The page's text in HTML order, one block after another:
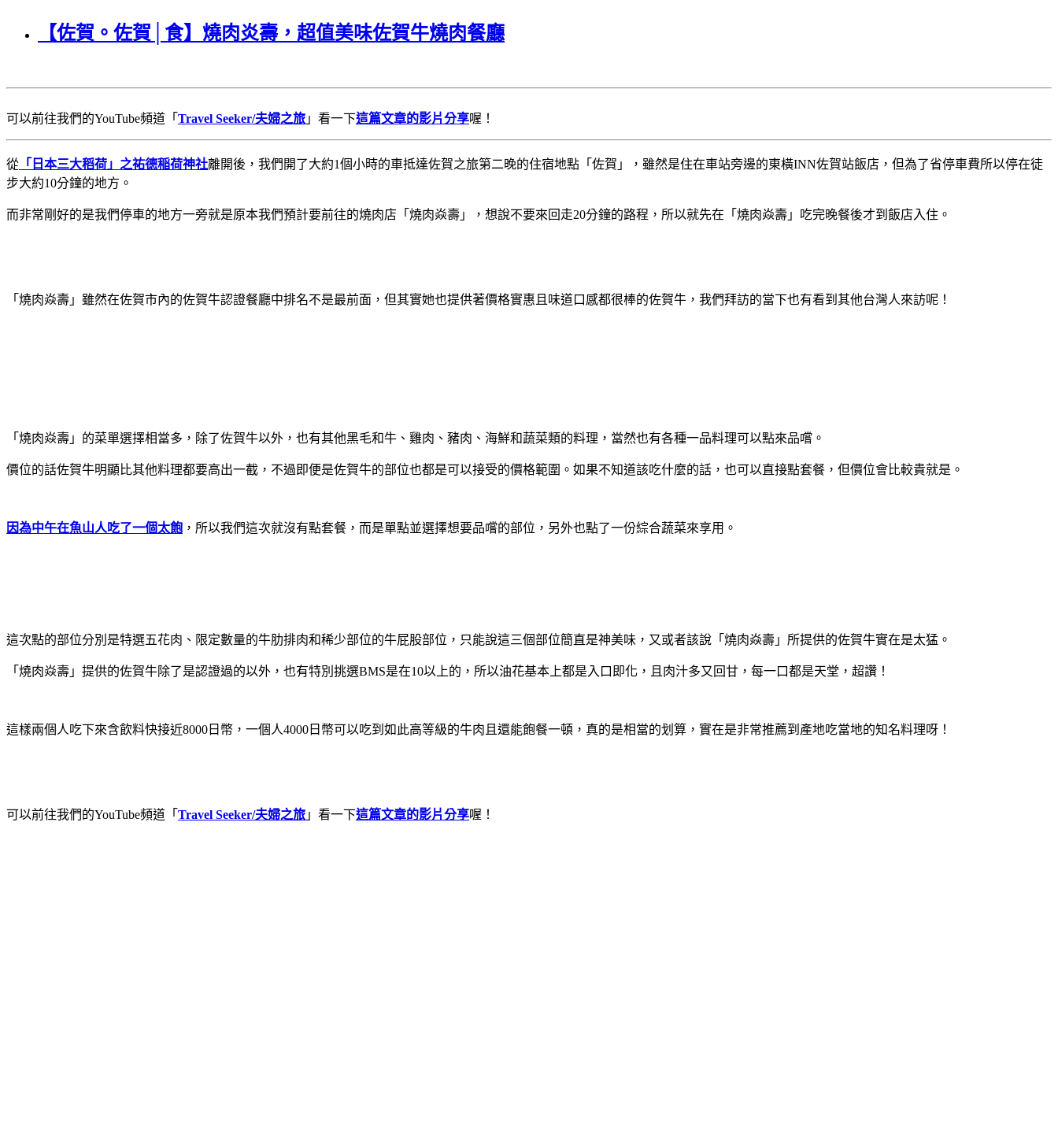
【佐賀。佐賀│食】燒肉炎壽，超值美味佐賀牛燒肉餐廳
可以前往我們的YouTube頻道「 Travel Seeker/夫婦之旅 」看一下這篇文章的影片分享喔！
從 「日本三大稻荷」之祐德稲荷神社離開後，我們開了大約1個小時的車抵達佐賀之旅第二晚的住宿地點「佐賀」，雖然是住在車站旁邊的東橫INN佐賀站飯店，但為了省停車費所以停在徒
步大約10分鐘的地方。
而非常剛好的是我們停車的地方一旁就是原本我們預計要前往的燒肉店「燒肉焱壽」，想說不要來回走20分鐘的路程，所以就先在「燒肉焱壽」吃完晚餐後才到飯店入住。
「燒肉焱壽」雖然在佐賀市內的佐賀牛認證餐廳中排名不是最前面，但其實她也提供著價格實惠且味道口感都很棒的佐賀牛，我們拜訪的當下也有看到其他台灣人來訪呢！
「燒肉焱壽」的菜單選擇相當多，除了佐賀牛以外，也有其他黑毛和牛、雞肉、豬肉、海鮮和蔬菜類的料理，當然也有各種一品料理可以點來品嚐。
價位的話佐賀牛明顯比其他料理都要高出一截，不過即便是佐賀牛的部位也都是可以接受的價格範圍。如果不知道該吃什麼的話，也可以直接點套餐，但價位會比較貴就是。
因為中午在魚山人吃了一個太飽 ，所以我們這次就沒有點套餐，而是單點並選擇想要品嚐的部位，另外也點了一份綜合蔬菜來享用。
這次點的部位分別是特選五花肉、限定數量的牛肋排肉和稀少部位的牛屁股部位，只能說這三個部位簡直是神美味，又或者該說「燒肉焱壽」所提供的佐賀牛實在是太猛。
「燒肉焱壽」提供的佐賀牛除了是認證過的以外，也有特別挑選BMS是在10以上的，所以油花基本上都是入口即化，且肉汁多又回甘，每一口都是天堂，超讚！
這樣兩個人吃下來含飲料快接近8000日幣，一個人4000日幣可以吃到如此高等級的牛肉且還能飽餐一頓，真的是相當的划算，實在是非常推薦到產地吃當地的知名料理呀！
可以前往我們的YouTube頻道「 Travel Seeker/夫婦之旅 」看一下這篇文章的影片分享喔！